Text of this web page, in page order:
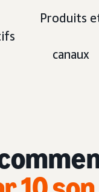
Produits
canaux